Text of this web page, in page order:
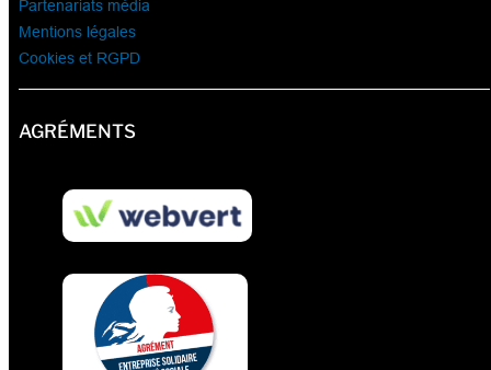
Partenariats média
Mentions légales
Cookies et RGPD
AGRÉMENTS